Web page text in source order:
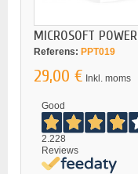
MICROSOFT
Referens: PPT019
29,00 € Inkl. moms
Good
2.228
Reviews